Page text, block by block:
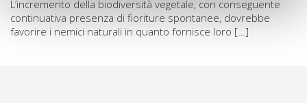
L’incremento della biodiversità vegetale, con conseguente
continuativa presenza di fioriture spontanee, dovrebbe
favorire i nemici naturali in quanto fornisce loro […]